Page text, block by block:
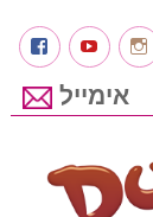
Instagram
youtube
אימייל